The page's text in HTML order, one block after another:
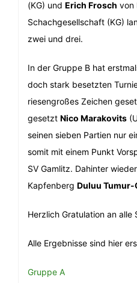
(KG) und Erich Frosch von
Schachgesellschaft (KG)
zwei und drei.
In der Gruppe B hat
doch stark besetzten
riesengroßes Zeichen
gesetzt Nico Marakovits
seinen sieben Partien nur
somit mit einem Punkt
SV Gamlitz. Dahinter
Kapfenberg Duluu Tumur-
Herzlich Gratulation an alle
Alle Ergebnisse sind hier
Gruppe A